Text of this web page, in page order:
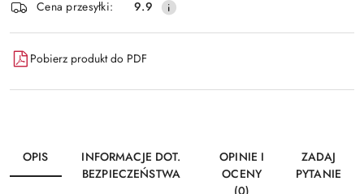
Wyślij
dostawa
Cena przesyłki:
9.9
Pobierz produkt do PDF
OPIS
INFORMACJE DOT.
BEZPIECZEŃSTWA
OPINIE I
OCENY
(0)
ZADAJ
PYTANIE